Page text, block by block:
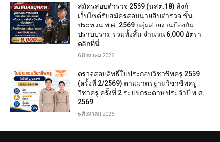
สมัครสอบตํารวจ 2569 (นสต.18) ลิงก์
เว็บไซต์รับสมัครสอบนายสิบตำรวจ ชั้น
ประทวน พ.ศ. 2569 กลุ่มสายงานป้องกัน
ปราบปราม รวมทั้งสิ้น จำนวน 6,000 อัตรา
คลิกที่นี่
6 สิงหาคม 2026
ตรวจสอบสิทธิ์ใบประกอบวิชาชีพครู 2569
(ครั้งที่ 2/2569) ตามมาตรฐานวิชาชีพครู
วิชาครู ครั้งที่ 2 ระบบกระดาษ ประจำปี พ.ศ.
2569
6 สิงหาคม 2026